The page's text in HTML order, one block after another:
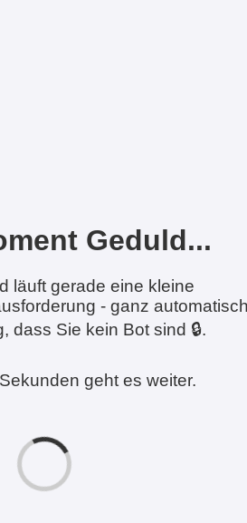
Geduld...
läuft gerade eine kleine
- ganz
dass Sie kein Bot sind 🔒.
geht es weiter.